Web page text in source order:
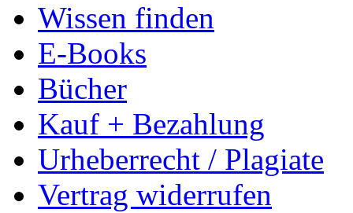
Wissen finden
E-Books
Bücher
Kauf + Bezahlung
Urheberrecht / Plagiate
Vertrag widerrufen